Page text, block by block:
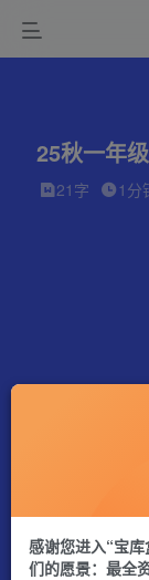
25秋一年
21字 1分
感谢您进入“宝
们的愿景：最全